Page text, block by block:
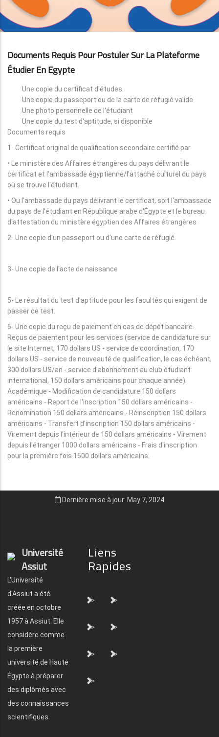
Documents Requis Pour Postuler Sur La Plateforme
Étudier En Egypte
Une copie du certificat d'études.
Une copie du passeport ou de la carte de réfugié valide
Une photo personnelle de l'étudiant
Une copie du test d'aptitude, si disponible
Documents requis
1- Certificat original de qualification secondaire certifié par
• Le ministère des Affaires étrangères du pays délivrant le
certificat et l'ambassade égyptienne/l'attaché culturel du pays
où se trouve l'étudiant.
• Ou l'ambassade du pays délivrant le certificat, soit l'ambassade
du pays de l'étudiant en République arabe d'Égypte et le bureau
d'attestation du ministère égyptien des Affaires étrangères
2- Une copie d'un passeport ou d'une carte de réfugié
3- Une copie de l'acte de naissance
5- Le résultat du test d'aptitude pour les facultés qui exigent de
passer ce test.
6- Une copie du reçu de paiement en cas de dépôt bancaire.
Reçus de paiement pour les services (service de candidature sur
le site Internet, 170 dollars US - service de coordination, 170
dollars US - service de nouveauté de qualification, le cas échéant,
300 dollars US/an - service d'abonnement au club étudiant
international, 150 dollars américains pour chaque année).
Académique - Modification de candidature 150 dollars
américains - Report de l'inscription 150 dollars américains -
Renomination 150 dollars américains - Réinscription 150 dollars
américains - Transfert d'inscription 150 dollars américains -
Virement depuis l'intérieur de 150 dollars américains - Virement
depuis l'étranger 1000 dollars américains - Frais d'inscription
pour la première fois 1500 dollars américains.
Dernière mise à jour: May 7, 2024
Université
Assiut
L'Université
d'Assiut a été
créée en octobre
1957 à Assiut. Elle
considère comme
la première
université de Haute
Égypte à préparer
des diplômés avec
des connaissances
scientifiques.
Liens
Rapides
"> ">
"> ">
"> ">
">